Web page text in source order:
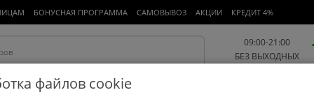
БОНУСНАЯ ПРОГРАММА САМОВЫВОЗ АКЦИИ КРЕДИТ 4%
09:00-21:00
БЕЗ ВЫХОДНЫХ
файлов cookie